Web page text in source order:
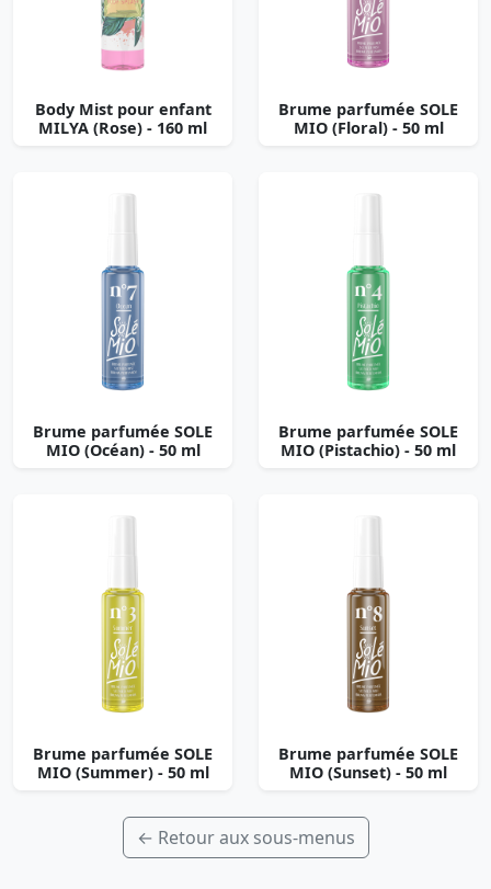
Body Mist pour enfant
MILYA (Rose) - 160 ml
Brume parfumée SOLE
MIO (Floral) - 50 ml
Brume parfumée SOLE
MIO (Océan) - 50 ml
Brume parfumée SOLE
MIO (Pistachio) - 50 ml
Brume parfumée SOLE
MIO (Summer) - 50 ml
Brume parfumée SOLE
MIO (Sunset) - 50 ml
← Retour aux sous-menus